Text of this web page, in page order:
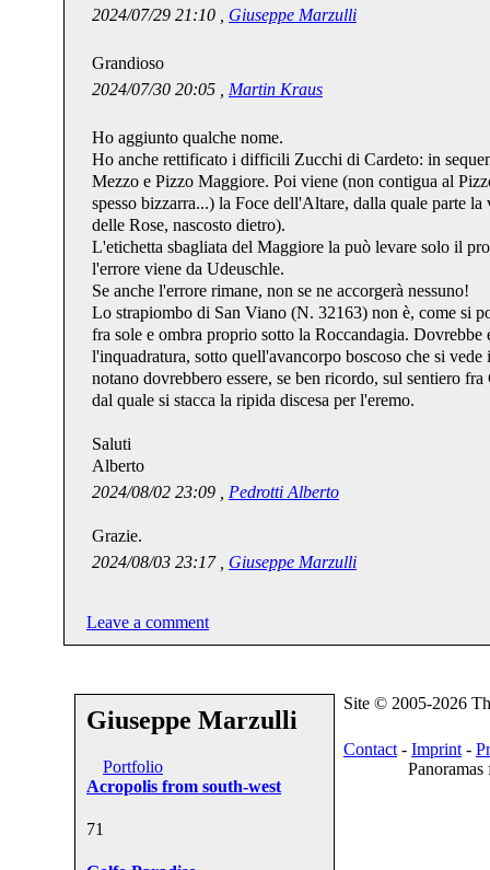
2024/07/29 21:10 , Giuseppe Marzulli
Grandioso
2024/07/30 20:05 , Martin Kraus
Ho aggiunto qualche nome.
Ho anche rettificato i difficili Zucchi di Cardeto: in
Mezzo e Pizzo Maggiore. Poi viene (non contigua al
spesso bizzarra...) la Foce dell'Altare, dalla quale parte
delle Rose, nascosto dietro).
L'etichetta sbagliata del Maggiore la può levare solo il
l'errore viene da Udeuschle.
Se anche l'errore rimane, non se ne accorgerà nessuno!
Lo strapiombo di San Viano (N. 32163) non è, come si
fra sole e ombra proprio sotto la Roccandagia. Dovrebbe
l'inquadratura, sotto quell'avancorpo boscoso che si
notano dovrebbero essere, se ben ricordo, sul sentiero
dal quale si stacca la ripida discesa per l'eremo.
Saluti
Alberto
2024/08/02 23:09 , Pedrotti Alberto
Grazie.
2024/08/03 23:17 , Giuseppe Marzulli
Leave a comment
Giuseppe Marzulli
Portfolio
Acropolis from south-west
71
Site © 2005-2026
Contact - Imprint -